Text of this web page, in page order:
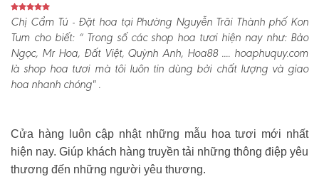
Chị Cẩm Tú - Đặt hoa tại Phường Nguyễn Trãi Thành phố Kon
Tum cho biết:“ Trong số các shop hoa tươi hiện nay như: Bảo
Ngọc, Mr Hoa, Đất Việt, Quỳnh Anh, Hoa88 .... hoaphuquy.com
là shop hoa tươi mà tôi luôn tin dùng bởi chất lượng và giao
hoa nhanh chóng" .
Cửa hàng luôn cập nhật những mẫu hoa tươi mới nhất
hiện nay. Giúp khách hàng truyền tải những thông điệp yêu
thương đến những người yêu thương.